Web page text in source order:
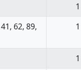
1
62, 89,
1
1